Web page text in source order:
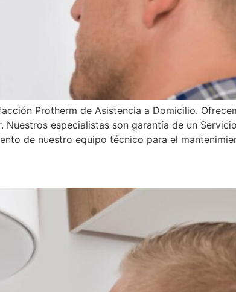
Protherm de Asistencia a Domicilio.
especialistas son garantía de un Servicio
de nuestro equipo técnico para el